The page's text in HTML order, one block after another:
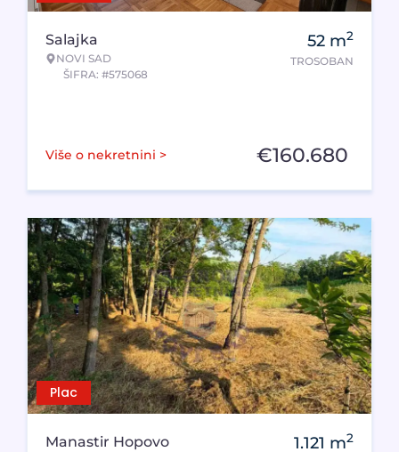
Salajka
NOVI SAD
ŠIFRA: #575068
52 m2
TROSOBAN
Više o nekretnini > €160.680
Plac
Manastir Hopovo 1.121 m2